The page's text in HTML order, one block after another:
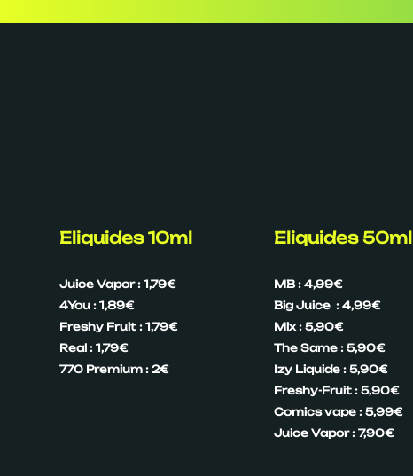
Eliquides 10ml
Juice Vapor : 1,79€
4You : 1,89€
Freshy Fruit : 1,79€
Real : 1,79€
770 Premium : 2€
Eliquides 50ml
MB : 4,99€
Big Juice : 4,99€
Mix : 5,90€
The Same : 5,90€
Izy Liquide : 5,90€
Freshy-Fruit : 5,90€
Comics vape : 5,99€
Juice Vapor : 7,90€